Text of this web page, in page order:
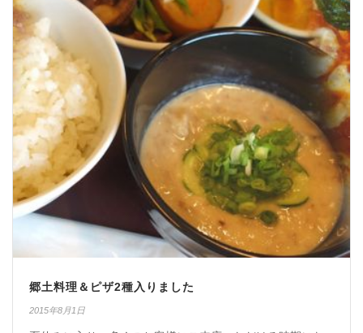
郷土料理＆ピザ2種入りました
2015年8月1日